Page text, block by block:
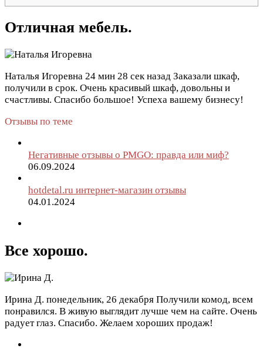
Отличная мебель.
Наталья Игоревна 24 мин 28 сек назад Заказали шкаф,
получили в срок. Очень красивый шкаф, довольны и
счастливы. Спасибо большое! Успеха вашему бизнесу!
Отзывы по теме
Негативные отзывы о PMGO: правда или миф?
06.09.2024
hotdetal.ru интернет-магазин отзывы
04.01.2024
Все хорошо.
Ирина Д. понедельник, 26 декабря Получили комод, всем
понравился. В живую выглядит лучше чем на сайте. Очень
радует глаз. Спасибо. Желаем хороших продаж!